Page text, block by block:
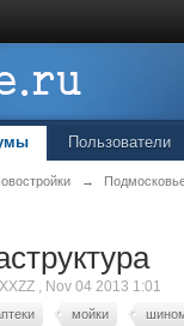
Пользователи
→
, Nov 04 2013 1:01
мойки